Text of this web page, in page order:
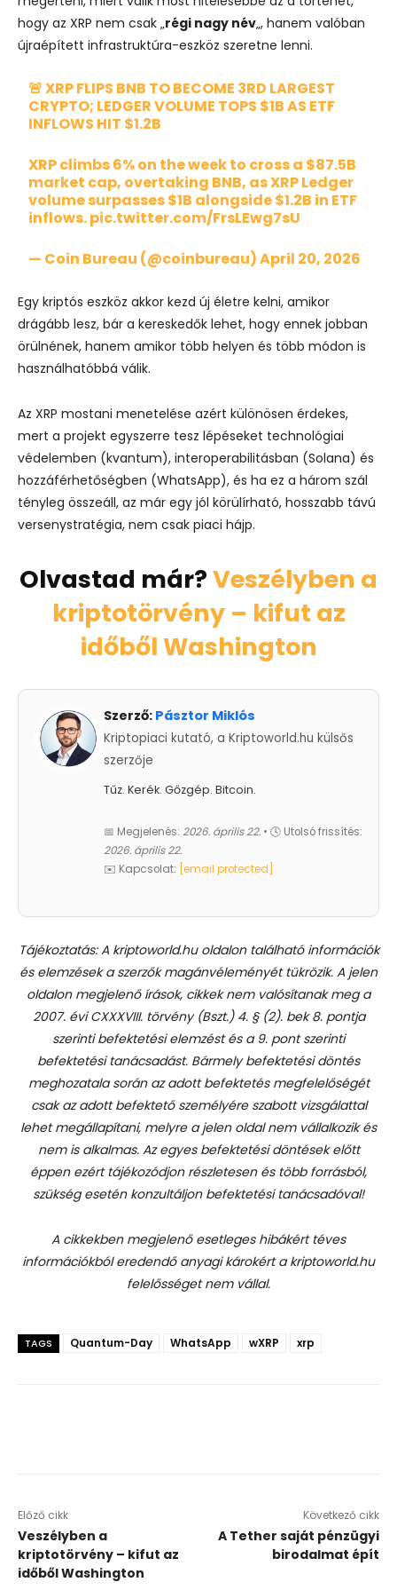
hogy az XRP nem csak „régi nagy név„, hanem valóban
újraépített infrastruktúra-eszköz szeretne lenni.
🚨 XRP FLIPS BNB TO BECOME 3RD LARGEST
CRYPTO; LEDGER VOLUME TOPS $1B AS ETF
INFLOWS HIT $1.2B
XRP climbs 6% on the week to cross a $87.5B
market cap, overtaking BNB, as XRP Ledger
volume surpasses $1B alongside $1.2B in ETF
inflows.pic.twitter.com/FrsLEwg7sU
— Coin Bureau (@coinbureau)April 20, 2026
Egy kriptós eszköz akkor kezd új életre kelni, amikor
drágább lesz, bár a kereskedők lehet, hogy ennek jobban
örülnének, hanem amikor több helyen és több módon is
használhatóbbá válik.
Az XRP mostani menetelése azért különösen érdekes,
mert a projekt egyszerre tesz lépéseket technológiai
védelemben (kvantum), interoperabilitásban (Solana) és
hozzáférhetőségben (WhatsApp), és ha ez a három szál
tényleg összeáll, az már egy jól körülírható, hosszabb távú
versenystratégia, nem csak piaci hájp.
Olvastad már?Veszélyben a
kriptotörvény – kifut az
időből Washington
Szerző: Pásztor Miklós
Kriptopiaci kutató, a Kriptoworld.hu külsős
szerzője
Tűz. Kerék. Gőzgép. Bitcoin.
📅 Megjelenés: 2026. április 22. • 🕓 Utolsó frissítés:
2026. április 22.
✉️ Kapcsolat:
[email protected]
Tájékoztatás: A kriptoworld.hu oldalon található információk
és elemzések a szerzők magánvéleményét tükrözik. A jelen
oldalon megjelenő írások, cikkek nem valósítanak meg a
2007. évi CXXXVIII. törvény (Bszt.) 4. § (2). bek 8. pontja
szerinti befektetési elemzést és a 9. pont szerinti
befektetési tanácsadást. Bármely befektetési döntés
meghozatala során az adott befektetés megfelelőségét
csak az adott befektető személyére szabott vizsgálattal
lehet megállapítani, melyre a jelen oldal nem vállalkozik és
nem is alkalmas. Az egyes befektetési döntések előtt
éppen ezért tájékozódjon részletesen és több forrásból,
szükség esetén konzultáljon befektetési tanácsadóval!
A cikkekben megjelenő esetleges hibákért téves
információkból eredendő anyagi károkért a kriptoworld.hu
felelősséget nem vállal.
TAGS Quantum-Day WhatsApp wXRP xrp
Előző cikk
Veszélyben a
kriptotörvény – kifut az
időből Washington
Következő cikk
A Tether saját pénzügyi
birodalmat épít